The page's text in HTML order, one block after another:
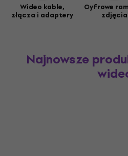
Wideo kable,
złącza i adaptery
Cyfrowe
zdjęcia
Najnowsze